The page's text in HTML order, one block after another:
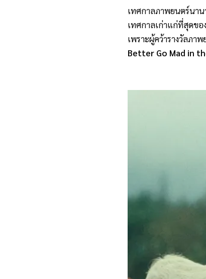
เทศกาลภาพยนตร์นาน
เทศกาลเก่าแก่ที่สุดข
เพราะผู้คว้ารางวัลภา
Better Go Mad in